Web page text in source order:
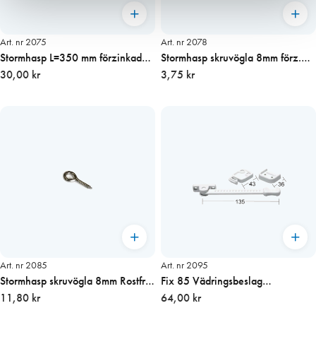
Art. nr 2075
Stormhasp L=350 mm förzinkad
pris/st
30,00 kr
Art. nr 2078
Stormhasp skruvögla 8mm förz.
pris/st
3,75 kr
Art. nr 2085
Stormhasp skruvögla 8mm Rostfri
pris/st
11,80 kr
Art. nr 2095
Fix 85 Vädringsbeslag
inåtgående, vit
64,00 kr